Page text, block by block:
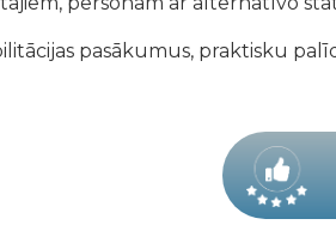
pasākumus, praktisku